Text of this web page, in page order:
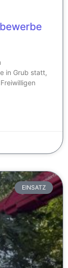
in Grub statt,
EINSATZ